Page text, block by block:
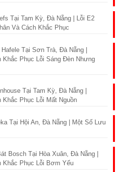
Tại Tam Kỳ, Đà Nẵng | Lỗi E2
Và Cách Khắc Phục
Tại Sơn Trà, Đà Nẵng |
Khắc Phục Lỗi Sáng Đèn Nhưng
Tại Tam Kỳ, Đà Nẵng |
Khắc Phục Lỗi Mất Nguồn
Tại Hội An, Đà Nẵng | Một Số Lưu
Bosch Tại Hòa Xuân, Đà Nẵng |
Khắc Phục Lỗi Bơm Yếu